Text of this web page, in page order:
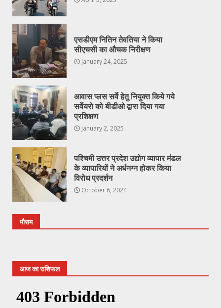
एसडीएम नितिन तेवतिया ने किया
सीएचसी का औचक निरीक्षण
January 24, 2025
आवास प्लस सर्वे हेतु नियुक्त किये गये
सर्वेयरो को बीडीओ द्वारा दिया गया
प्रशिक्षण
January 2, 2025
पश्चिमी उत्तर प्रदेश उद्योग व्यापार मंडल
के व्यापारियों ने अर्धनग्न होकर किया
विरोध प्रदर्शन
October 6, 2024
मौसम
आज का राशिफल